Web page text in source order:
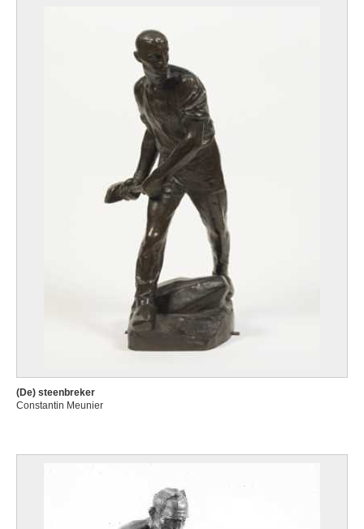
(De) steenbreker
Constantin Meunier